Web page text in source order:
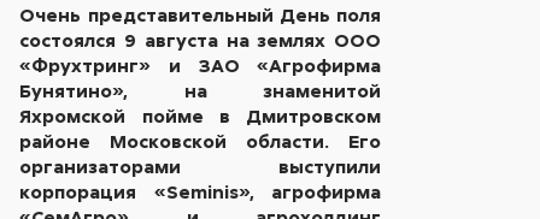
Очень представительный День поля
состоялся 9 августа на землях ООО
«Фрухтринг» и ЗАО «Агрофирма
Бунятино», на знаменитой
Яхромской пойме в Дмитровском
районе Московской области. Его
организаторами выступили
корпорация «Seminis», агрофирма